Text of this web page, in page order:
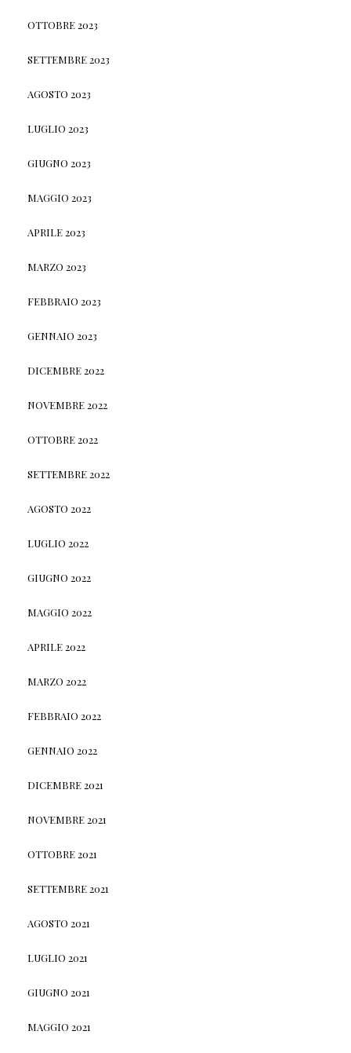
OTTOBRE 2023
SETTEMBRE 2023
AGOSTO 2023
LUGLIO 2023
GIUGNO 2023
MAGGIO 2023
APRILE 2023
MARZO 2023
FEBBRAIO 2023
GENNAIO 2023
DICEMBRE 2022
NOVEMBRE 2022
OTTOBRE 2022
SETTEMBRE 2022
AGOSTO 2022
LUGLIO 2022
GIUGNO 2022
MAGGIO 2022
APRILE 2022
MARZO 2022
FEBBRAIO 2022
GENNAIO 2022
DICEMBRE 2021
NOVEMBRE 2021
OTTOBRE 2021
SETTEMBRE 2021
AGOSTO 2021
LUGLIO 2021
GIUGNO 2021
MAGGIO 2021